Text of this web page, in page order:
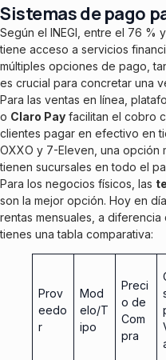
Sistemas de pago
Según el INEGI, entre el 76 %
tiene acceso a servicios
múltiples opciones de pago,
es crucial para concretar una
Para las ventas en línea,
o Claro Pay facilitan el cobro
clientes pagar en efectivo en
OXXO y 7-Eleven, una opción
tienen sucursales en todo el
Para los negocios físicos, las
son la mejor opción. Hoy en
rentas mensuales, a
tienes una tabla comparativa:
Prov
eedo
r
Mod
elo/T
ipo
Preci
o de
Com
pra